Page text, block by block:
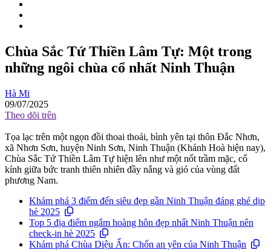
Chùa Sắc Tứ Thiền Lâm Tự: Một trong
những ngôi chùa cổ nhất Ninh Thuận
Hà Mi
09/07/2025
Theo dõi trên
Tọa lạc trên một ngọn đồi thoai thoải, bình yên tại thôn Đắc Nhơn,
xã Nhơn Sơn, huyện Ninh Sơn, Ninh Thuận (Khánh Hoà hiện nay),
Chùa Sắc Tứ Thiền Lâm Tự hiện lên như một nốt trầm mặc, cổ
kính giữa bức tranh thiên nhiên đầy nắng và gió của vùng đất
phương Nam.
Khám phá 3 điểm đến siêu đẹp gần Ninh Thuận đáng ghé dịp
hè 2025
Top 5 địa điểm ngắm hoàng hôn đẹp nhất Ninh Thuận nên
check-in hè 2025
Khám phá Chùa Diệu Ấn: Chốn an yên của Ninh Thuận